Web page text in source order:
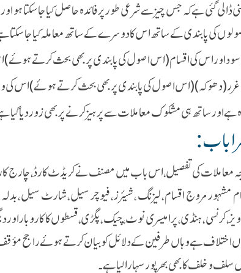
ڈالی گئی ہے کہ جس چیز سے شرعی طور پر فائدہ حاصل کیا جا سکتا ہو
کی پابندی کے ساتھ اس کا دوسرے کے ساتھ معاملہ کیا جا سکتا
ہے اورساتھ ہی مشکوک معاملات سے پرہیزکرنے پر بھی زور دیا گیا
باب :
معاملات کی تفصیل ، اس باب میں مصنف نے کریڈٹ کارڈ ،چارج
،کرنسی ،ہنڈی، پرامیسری نوٹ ،چیک ،پگڑی ،قسطوں کا کاروبار
اختلاف ہے وہاں طرفین کے دلائل کو بیان کرتے ہوئے راجح مؤقف
سلف و خلف کا بھی بھرپور سہارا لیا ہے ۔